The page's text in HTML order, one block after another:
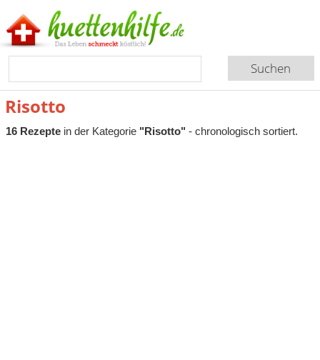
Risotto
16 Rezeptein der Kategorie "Risotto" - chronologisch sortiert.